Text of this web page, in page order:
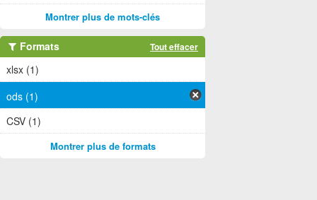
Montrer plus de mots-clés
Formats Tout effacer
xlsx (1)
ods (1)
CSV (1)
Montrer plus de formats